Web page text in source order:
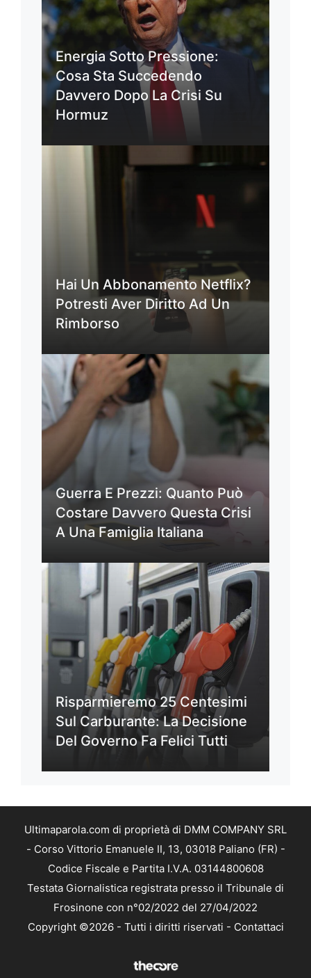
Energia Sotto Pressione:
Cosa Sta Succedendo
Davvero Dopo La Crisi Su
Hormuz
Hai Un Abbonamento Netflix?
Potresti Aver Diritto Ad Un
Rimborso
Guerra E Prezzi: Quanto Può
Costare Davvero Questa Crisi
A Una Famiglia Italiana
Risparmieremo 25 Centesimi
Sul Carburante: La Decisione
Del Governo Fa Felici Tutti
Ultimaparola.com di proprietà di DMM COMPANY SRL
- Corso Vittorio Emanuele II, 13, 03018 Paliano (FR) -
Codice Fiscale e Partita I.V.A. 03144800608
Testata Giornalistica registrata presso il Tribunale di
Frosinone con n°02/2022 del 27/04/2022
Copyright ©2026 - Tutti i diritti riservati - Contattaci